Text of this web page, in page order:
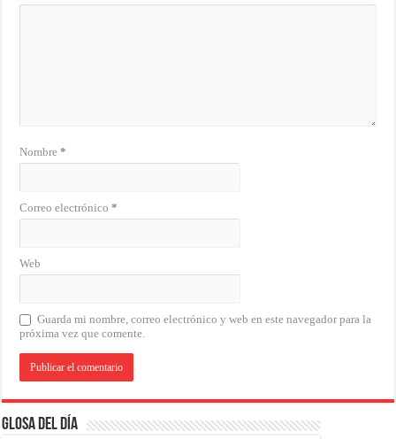
Nombre*
Correo electrónico*
Web
Guarda mi nombre, correo electrónico y web en este navegador para la
próxima vez que comente.
Glosa del Día